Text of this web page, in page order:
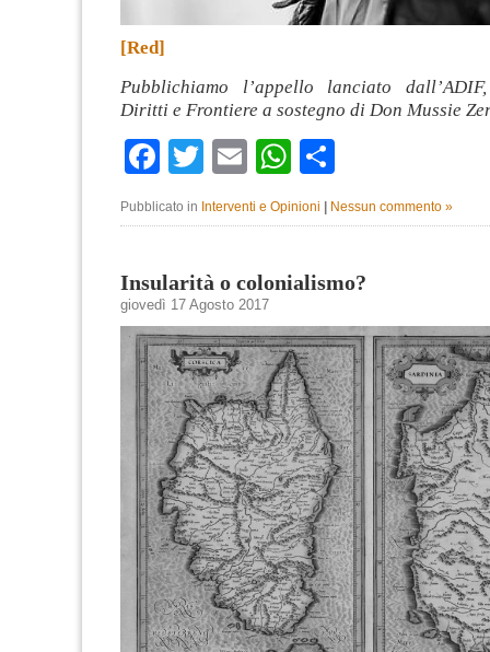
[Red]
Pubblichiamo l’appello lanciato dall’ADIF,
Diritti e Frontiere a sostegno di Don Mussie
Facebook
TwitterEmailWhatsApp
Pubblicato in Interventi e Opinioni Nessun commento »
Insularità o colonialismo?
giovedì 17 Agosto 2017